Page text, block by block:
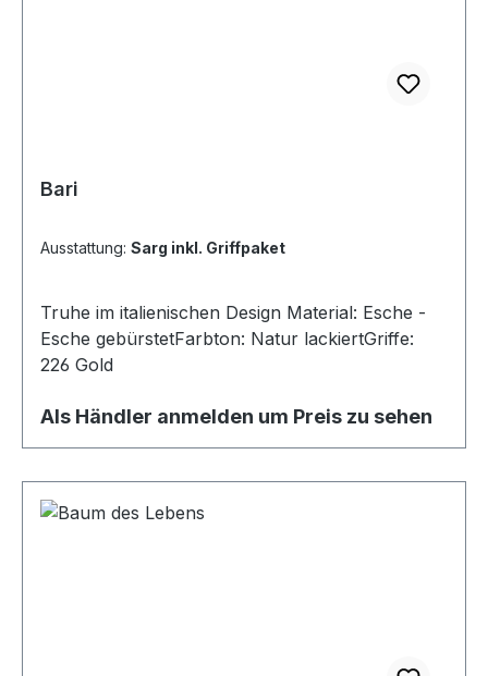
Bari
Ausstattung: Sarg inkl. Griffpaket
Truhe im italienischen Design Material: Esche -
Esche gebürstetFarbton: Natur lackiertGriffe:
226 Gold
Als Händler anmelden um Preis zu sehen